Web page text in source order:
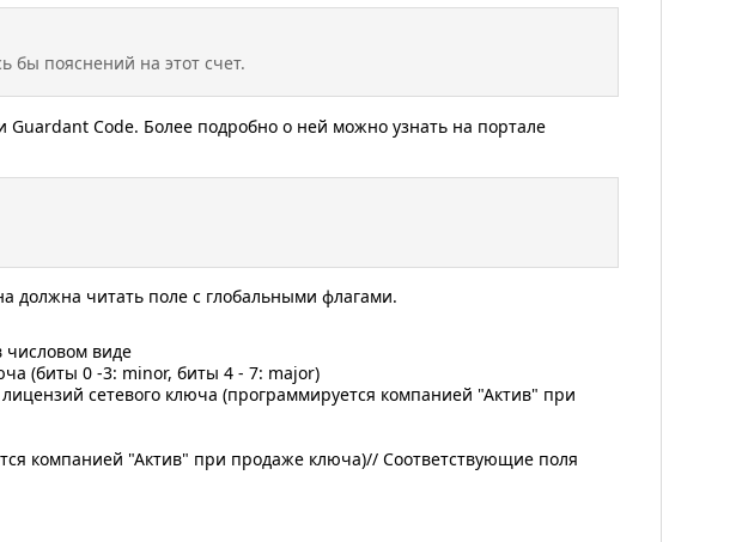
бы пояснений на этот счет.
Guardant Code. Более подробно о ней можно узнать на портале
должна читать поле с глобальными флагами.
виде
0 -3: minor, биты 4 - 7: major)
сетевого ключа (программируется компанией "Актив" при
"Актив" при продаже ключа)// Соответствующие поля